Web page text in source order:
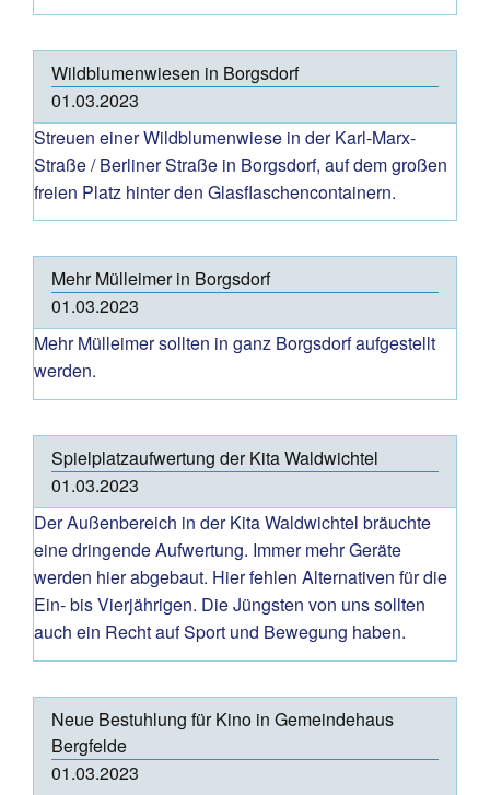
Wildblumenwiesen in Borgsdorf
01.03.2023
Streuen einer Wildblumenwiese in der Karl-Marx-
Straße / Berliner Straße in Borgsdorf, auf dem großen
freien Platz hinter den Glasflaschencontainern.
Mehr Mülleimer in Borgsdorf
01.03.2023
Mehr Mülleimer sollten in ganz Borgsdorf aufgestellt
werden.
Spielplatzaufwertung der Kita Waldwichtel
01.03.2023
Der Außenbereich in der Kita Waldwichtel bräuchte
eine dringende Aufwertung. Immer mehr Geräte
werden hier abgebaut. Hier fehlen Alternativen für die
Ein- bis Vierjährigen. Die Jüngsten von uns sollten
auch ein Recht auf Sport und Bewegung haben.
Neue Bestuhlung für Kino in Gemeindehaus
Bergfelde
01.03.2023